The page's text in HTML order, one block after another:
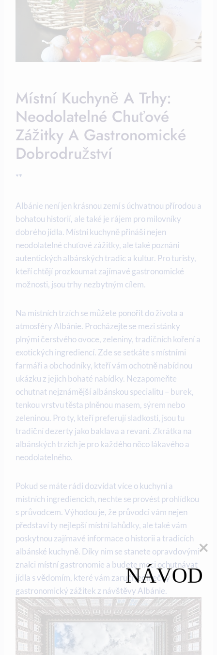
Místní Kuchyně ​a ​trhy:​
Neodolatelné Chuťové
Zážitky A Gastronomické
Dobrodružství
**
Albánie není jen krásnou​ zemí s úchvatnou přírodou a
bohatou historií, ale také je rájem ‌pro milovníky
dobrého ⁤jídla. Místní kuchyně přináší nejen ​
neodolatelné chuťové⁤ zážitky, ale také poznání
autentických albánských tradic a kultur. Pro turisty,
kteří chtějí‍ prozkoumat zajímavé ⁤gastronomické
⁢možnosti, jsou trhy nezbytným cílem.
Na místních ⁢trzích se můžete ponořit do⁤ života a
atmosféry Albánie. Procházejte se mezi⁢ stánky
plnými čerstvého ovoce, zeleniny, tradičních koření a
exotických ingrediencí. Zde se setkáte s místními
farmáři a obchodníky, kteří vám ochotně ⁣nabídnou‌
ukázku z jejich bohaté nabídky. Nezapomeňte
ochutnat nejznámější ⁤albánskou specialitu – burek,
tenkou ‍vrstvu těsta plněnou masem, sýrem ⁣nebo
zeleninou. Pro ty, kteří preferují sladkosti,‌ jsou tu
tradiční dezerty⁢ jako baklava a revani. Zkrátka na
albánských trzích je pro každého něco lákavého a
neodolatelného.
Pokud se máte rádi dozvídat více o kuchyni a⁤
místních ingrediencích, nechte se provést prohlídkou
s ​průvodcem. Výhodou je, že průvodci vám nejen
představí ty nejlepší místní lahůdky, ale také vám
poskytnou zajímavé informace o historii a tradicích
albánské ‍kuchyně.​ Díky​ nim ⁤se stanete opravdovými
znalci místní gastronomie a budete‍ moci ochutnávat
jídla s vědomím, které vám ‌zaručí jedinečný
gastronomický zážitek z návštěvy Albánie.
NÁVOD